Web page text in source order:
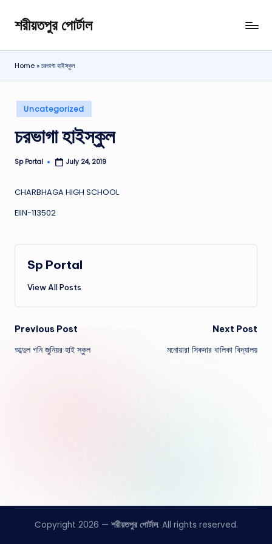
Skip
content
শরীয়তপুর পোর্টাল
শরীয়তপুর
জেলা
বিষয়ক
পোর্টাল
Home»চরভাগা হাইস্কুল
Posted
in
Uncategorized
চরভাগা হাইস্কুল
Posted
Sp Portal July 24, 2019
CHARBHAGA HIGH SCHOOL
EIIN-113502
Sp Portal
View All Posts
Post
navigation
Previous Post
আব্দুল গনি জুনিয়র হাই স্কুল
Next Post
মনোয়ারা সিকদার বালিকা বিদ্যালয়
Copyright 2026 — শরীয়তপুর পোর্টাল. All rights reserved.